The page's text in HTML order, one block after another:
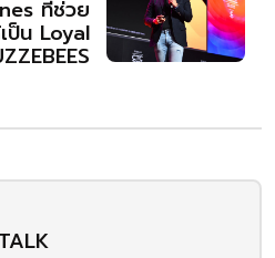
ที่ช่วย
ป็น Loyal